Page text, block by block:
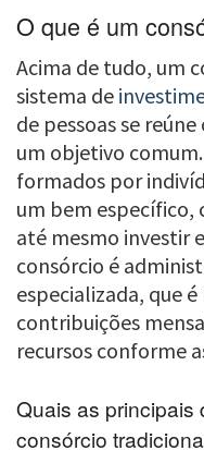
O que é um
Acima de tudo, um
sistema de
de pessoas se
um objetivo comum.
formados por
um bem específico,
até mesmo investir
consórcio é
especializada, que
contribuições
recursos conforme
Quais as principais
consórcio